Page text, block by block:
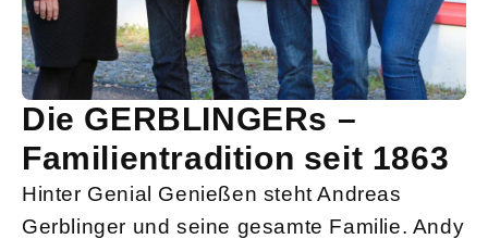
Die GERBLINGERs –
Familientradition seit 1863
Hinter Genial Genießen steht Andreas
Gerblinger und seine gesamte Familie. Andy